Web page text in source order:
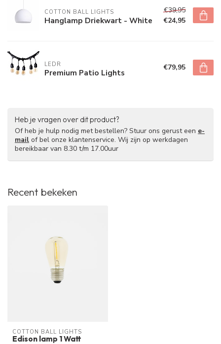
COTTON BALL LIGHTS
Hanglamp Driekwart - White
€39,95
€24,95
LEDR
Premium Patio Lights €79,95
Heb je vragen over dit product?
Of heb je hulp nodig met bestellen? Stuur ons gerust een e-
mail of bel onze klantenservice. Wij zijn op werkdagen
bereikbaar van 8.30 t/m 17.00uur
Recent bekeken
COTTON BALL LIGHTS
Edison lamp 1 Watt